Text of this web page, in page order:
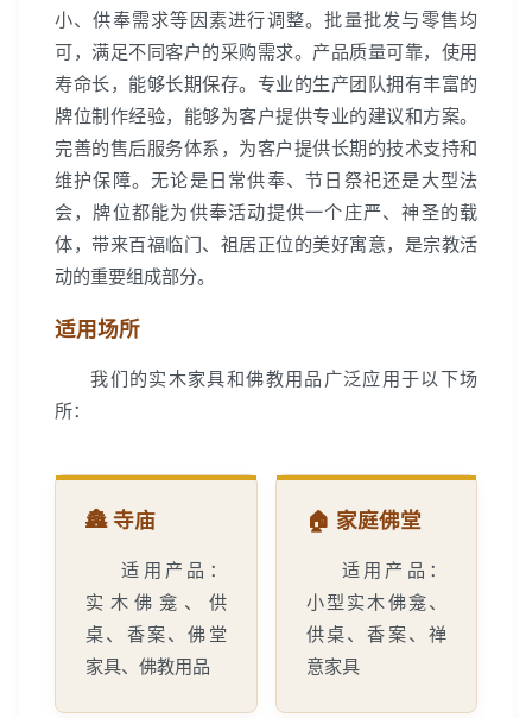
小、供奉需求等因素进行调整。批量批发与零售均
可，满足不同客户的采购需求。产品质量可靠，使用
寿命长，能够长期保存。专业的生产团队拥有丰富的
牌位制作经验，能够为客户提供专业的建议和方案。
完善的售后服务体系，为客户提供长期的技术支持和
维护保障。无论是日常供奉、节日祭祀还是大型法
会，牌位都能为供奉活动提供一个庄严、神圣的载
体，带来百福临门、祖居正位的美好寓意，是宗教活
动的重要组成部分。
适用场所
我们的实木家具和佛教用品广泛应用于以下场
所：
🏯 寺庙
适用产品：
实木佛龛、供
桌、香案、佛堂
家具、佛教用品
🏠 家庭佛堂
适用产品：
小型实木佛龛、
供桌、香案、禅
意家具